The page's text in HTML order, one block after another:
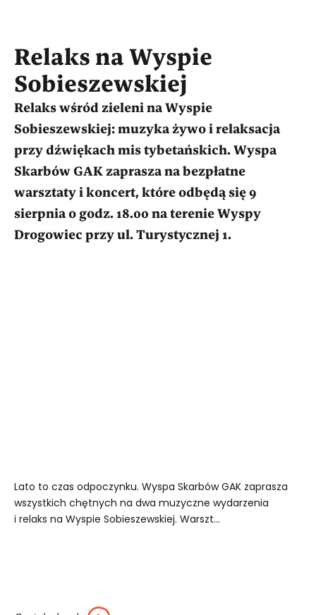
Relaks na Wyspie
Sobieszewskiej
Relaks wśród zieleni na Wyspie
Sobieszewskiej: muzyka żywo i relaksacja
przy dźwiękach mis tybetańskich. Wyspa
Skarbów GAK zaprasza na bezpłatne
warsztaty i koncert, które odbędą się 9
sierpnia o godz. 18.00 na terenie Wyspy
Drogowiec przy ul. Turystycznej 1.
Lato to czas odpoczynku. Wyspa Skarbów GAK zaprasza
wszystkich chętnych na dwa muzyczne wydarzenia
i relaks na Wyspie Sobieszewskiej. Warszt...